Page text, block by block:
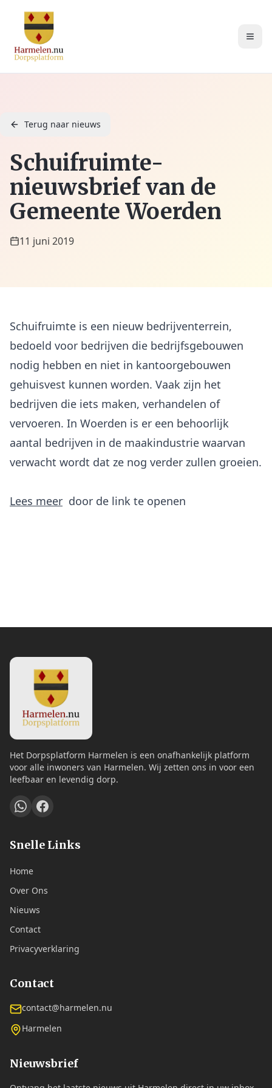
Terug naar nieuws
Schuifruimte-
nieuwsbrief van de
Gemeente Woerden
11 juni 2019
Schuifruimte is een nieuw bedrijventerrein,
bedoeld voor bedrijven die bedrijfsgebouwen
nodig hebben en niet in kantoorgebouwen
gehuisvest kunnen worden. Vaak zijn het
bedrijven die iets maken, verhandelen of
vervoeren. In Woerden is er een behoorlijk
aantal bedrijven in de maakindustrie waarvan
verwacht wordt dat ze nog verder zullen groeien.
Lees meer door de link te openen
Het Dorpsplatform Harmelen is een onafhankelijk platform
voor alle inwoners van Harmelen. Wij zetten ons in voor een
leefbaar en levendig dorp.
Snelle Links
Home
Over Ons
Nieuws
Contact
Privacyverklaring
Contact
contact@harmelen.nu
Harmelen
Nieuwsbrief